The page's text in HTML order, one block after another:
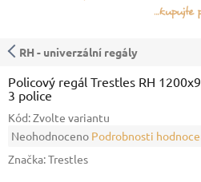
RH - univerzální regály
Policový regál Trestles RH
3 police
Kód:Zvolte variantu
Průměrné
produktu
Neohodnoceno Podrobnosti
Značka:Trestles